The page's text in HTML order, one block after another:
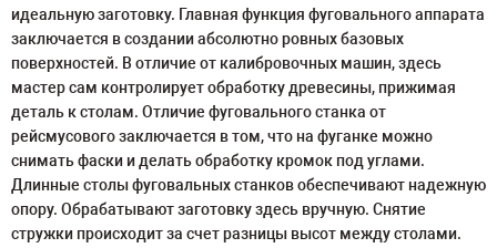
идеальную заготовку. Главная функция фуговального аппарата
заключается в создании абсолютно ровных базовых
поверхностей. В отличие от калибровочных машин, здесь
мастер сам контролирует обработку древесины, прижимая
деталь к столам. Отличие фуговального станка от
рейсмусового заключается в том, что на фуганке можно
снимать фаски и делать обработку кромок под углами.
Длинные столы фуговальных станков обеспечивают надежную
опору. Обрабатывают заготовку здесь вручную. Снятие
стружки происходит за счет разницы высот между столами.